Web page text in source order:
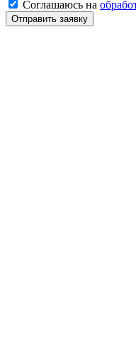
Соглашаюсь на
Отправить заявку